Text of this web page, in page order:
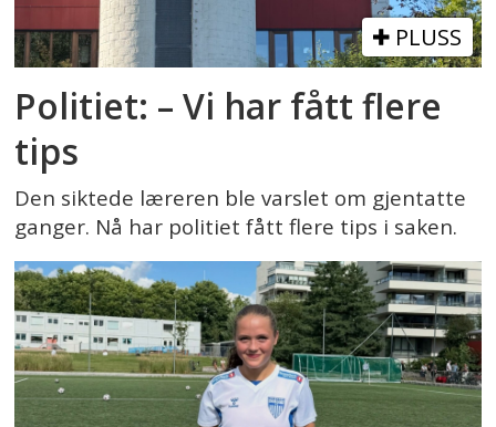
PLUSS
Politiet: – Vi har fått flere
tips
Den siktede læreren ble varslet om gjentatte
ganger. Nå har politiet fått flere tips i saken.